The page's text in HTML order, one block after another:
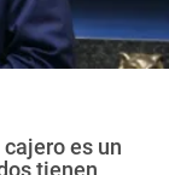
es un
tienen